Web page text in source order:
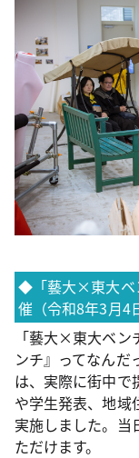
◆「藝大×東大ベ
催（令和8年3月4
「藝大×東大ベ
ンチ』ってなんだ
は、実際に街中で
や学生発表、地域
実施しました。当
ただけます。